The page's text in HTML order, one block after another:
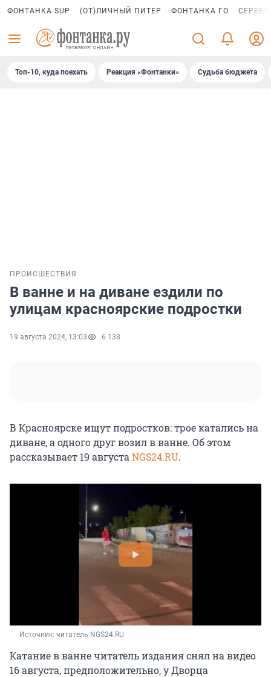
ФОНТАНКА SUP (ОТ)ЛИЧНЫЙ ПИТЕР ФОНТАНКА ГО
Топ-10, куда поехать Реакция «Фонтанки» Судьба бюджета
ПРОИСШЕСТВИЯ
В ванне и на диване ездили по
улицам красноярские подростки
19 августа 2024, 13:03 6 138
В Красноярске ищут подростков: трое катались на
диване, а одного друг возил в ванне. Об этом
рассказывает 19 августа NGS24.RU.
Источник: читатель NGS24.RU
Катание в ванне читатель издания снял на видео
16 августа, предположительно, у Дворца